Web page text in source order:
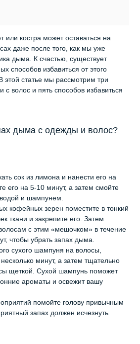
или костра может оставаться на
даже после того, как мы уже
дыма. К счастью, существует
способов избавиться от этого
этой статье мы рассмотрим три
с волос и пять способов избавиться
дыма с одежды и волос?
сок из лимона и нанести его на
его на 5-10 минут, а затем смойте
и шампунем.
кофейных зерен поместите в тонкий
ткани и закрепите его. Затем
с этим «мешочком» в течение
чтобы убрать запах дыма.
сухого шампуня на волосы,
несколько минут, а затем тщательно
щеткой. Сухой шампунь поможет
ароматы и освежит вашу
помойте голову привычным
запах должен исчезнуть